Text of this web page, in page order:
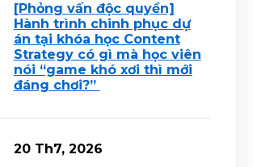
[Phỏng vấn độc quyền]
Hành trình chinh phục dự
án tại khóa học Content
Strategy có gì mà học viên
nói “game khó xơi thì mới
đáng chơi?”
20 Th7, 2026